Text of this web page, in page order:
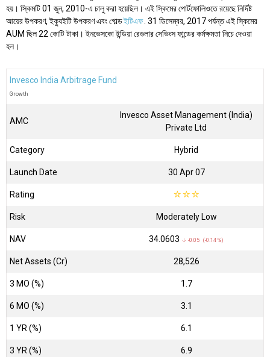
হয়। স্কিমটি 01 জুন, 2010-এ চালু করা হয়েছিল। এই স্কিমের পোর্টফোলিওতে রয়েছে নির্দিষ্ট
আয়ের উপকরণ, ইক্যুইটি উপকরণ এবং গোল্ডইটিএফ . 31 ডিসেম্বর, 2017 পর্যন্ত এই স্কিমের
AUM ছিল ₹22 কোটি টাকা। ইনভেসকো ইন্ডিয়া রেগুলার সেভিংস ফান্ডের কর্মক্ষমতা নিচে দেওয়া
হল।
Invesco India Arbitrage Fund
Growth
AMC
Invesco Asset Management (India)
Private Ltd
Category Hybrid
Launch Date 30 Apr 07
Rating ☆☆☆
Risk Moderately Low
NAV ₹34.0603 ↓ -0.05 (-0.14 %)
Net Assets (Cr) ₹28,526
3 MO (%) 1.7
6 MO (%) 3.1
1 YR (%) 6.1
3 YR (%) 6.9